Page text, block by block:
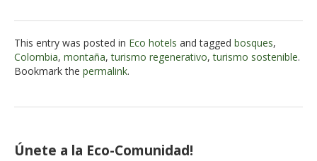
This entry was posted in Eco hotels and tagged bosques,
Colombia, montaña,turismo regenerativo,turismo sostenible.
Bookmark the permalink.
Únete a la Eco-Comunidad!